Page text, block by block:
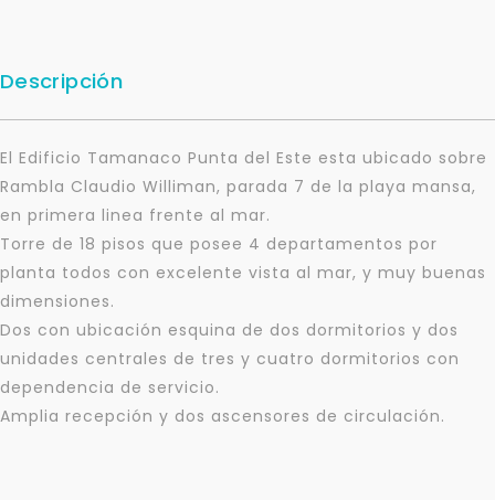
Descripción
El Edificio Tamanaco Punta del Este esta ubicado sobre
Rambla Claudio Williman, parada 7 de la playa mansa,
en primera linea frente al mar.
Torre de 18 pisos que posee 4 departamentos por
planta todos con excelente vista al mar, y muy buenas
dimensiones.
Dos con ubicación esquina de dos dormitorios y dos
unidades centrales de tres y cuatro dormitorios con
dependencia de servicio.
Amplia recepción y dos ascensores de circulación.
Para responderte